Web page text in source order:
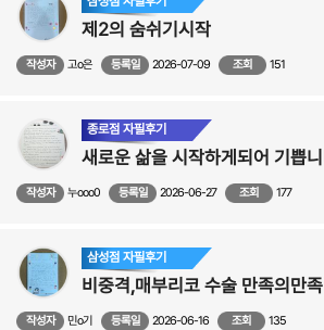
제2의 숨쉬기시작
작성자 고o은 등록일 2026-07-09 조회 151
종로점 자필후기
작성자 누ooo0 등록일 2026-06-27 조회 177
삼성점 자필후기
비중격,매부리코 수술 만족의만족
작성자 민o기 등록일 2026-06-16 조회 135